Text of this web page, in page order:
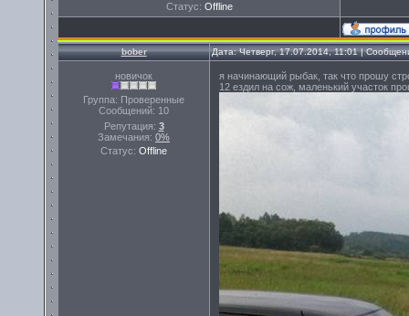
Статус: Offline
bober Дата: Четверг, 17.07.2014, 11:01 |
новичок
Группа: Проверенные
Сообщений: 10
Репутация: 3
Замечания: 0%
Статус: Offline
я начинающий рыбак, так что прошу
12 ездил на сож, маленький участок